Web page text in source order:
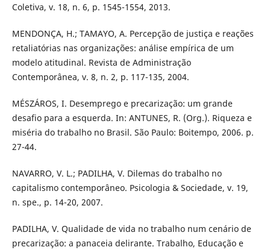
Coletiva, v. 18, n. 6, p. 1545-1554, 2013.
MENDONÇA, H.; TAMAYO, A. Percepção de justiça e reações
retaliatórias nas organizações: análise empírica de um
modelo atitudinal. Revista de Administração
Contemporânea, v. 8, n. 2, p. 117-135, 2004.
MÉSZÁROS, I. Desemprego e precarização: um grande
desafio para a esquerda. In: ANTUNES, R. (Org.). Riqueza e
miséria do trabalho no Brasil. São Paulo: Boitempo, 2006. p.
27-44.
NAVARRO, V. L.; PADILHA, V. Dilemas do trabalho no
capitalismo contemporâneo. Psicologia & Sociedade, v. 19,
n. spe., p. 14-20, 2007.
PADILHA, V. Qualidade de vida no trabalho num cenário de
precarização: a panaceia delirante. Trabalho, Educação e